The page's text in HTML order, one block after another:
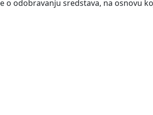
odobravanju sredstava, na osnovu